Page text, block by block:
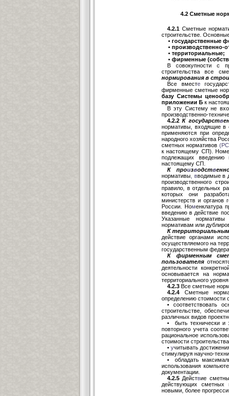
4.2 Сметные
4.2.1 Сметные
строительстве.
• государственные
• производственно-
• территориальные;
• фирменные
В совокупности с
строительства все
нормирования в
Все вместе
фирменные сметные
базу Системы
приложении Б к
В эту Систему не
производственно-
4.2.2К государств
нормативы, входящие
применяются при
народного хозяйства
сметных нормативов
к настоящему СП).
подлежащих введению
настоящему СП.
К производств
нормативы вводимые в
производственного
правило, в отдельных
которых они
министерств и органов
России. Номенклатура
введению в действие
Указанные
нормативам или
К
действие органами
осуществляемого на
государственным
К фирменным
пользователя
деятельности
основывается на
территориального
4.2.3 Все сметные
4.2.4 Сметные
определению стоимости
• соответствовать
строительстве,
различных видов
• быть технически и
повторного учета
рациональное
стоимости
•учитывать
стимулируя научно-
• обладать
использования
документации.
4.2.5 Действие
действующих сметных
новыми, более